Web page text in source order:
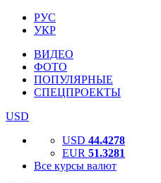
РУС
УКР
ВИДЕО
ФОТО
ПОПУЛЯРНЫЕ
СПЕЦПРОЕКТЫ
USD
USD 44.4278
EUR 51.3281
Все курсы валют